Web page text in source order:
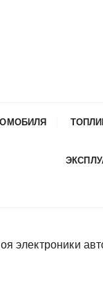
электроники